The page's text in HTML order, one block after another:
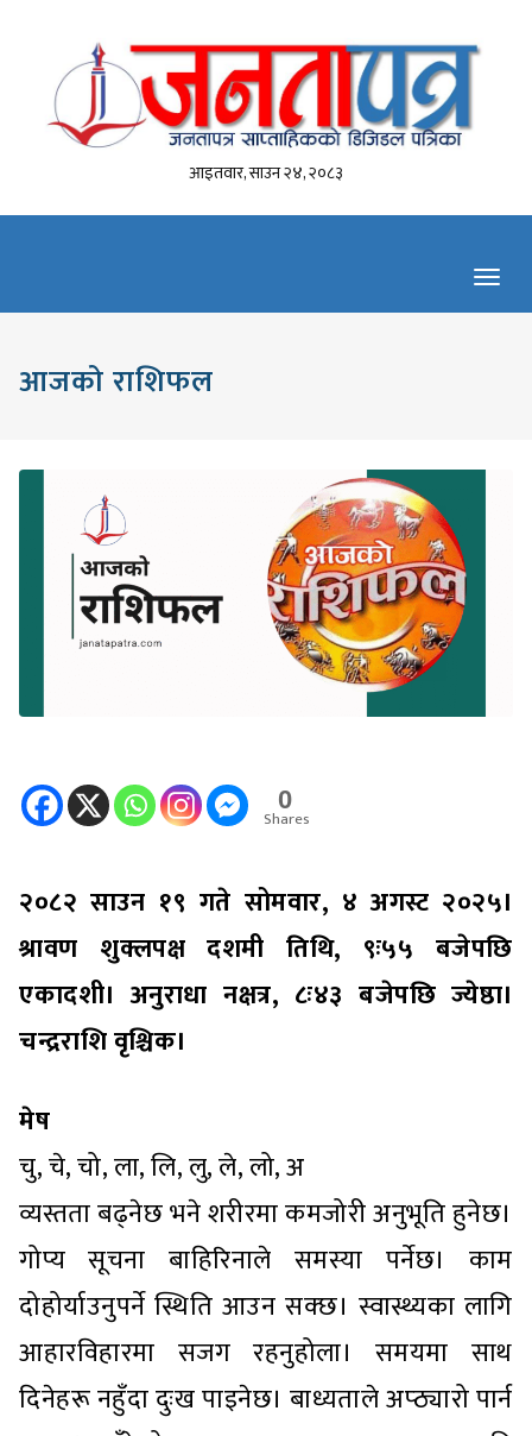
आइतवार, साउन २४, २०८३
आजको राशिफल
0
Shares
२०८२ साउन १९ गते सोमवार, ४ अगस्ट २०२५।
श्रावण शुक्लपक्ष दशमी तिथि, ९ः५५ बजेपछि
एकादशी। अनुराधा नक्षत्र, ८ः४३ बजेपछि ज्येष्ठा।
चन्द्रराशि वृश्चिक।
मेष
चु, चे, चो, ला, लि, लु, ले, लो, अ
व्यस्तता बढ्नेछ भने शरीरमा कमजोरी अनुभूति हुनेछ।
गोप्य सूचना बाहिरिनाले समस्या पर्नेछ। काम
दोहोर्याउनुपर्ने स्थिति आउन सक्छ। स्वास्थ्यका लागि
आहारविहारमा सजग रहनुहोला। समयमा साथ
दिनेहरू नहुँदा दुःख पाइनेछ। बाध्यताले अप्ठ्यारो पार्न